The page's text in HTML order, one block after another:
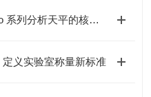
赛多利斯 Sartorius Quintix® Pro 系列分析天平的核心技术与应用特点
义实验室称量新标准